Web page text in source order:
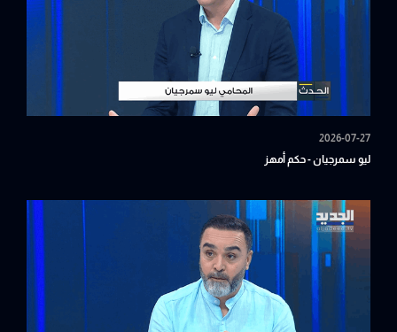
2026-07-27
ليو سمرجيان - حكم أمهز